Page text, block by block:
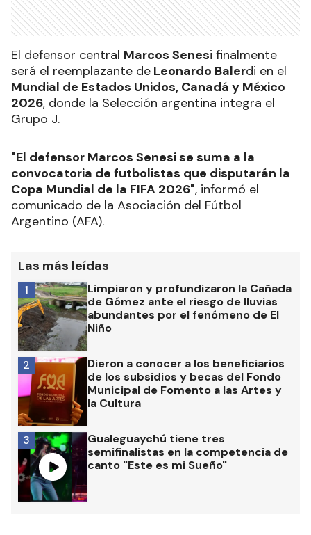
El defensor central Marcos Senesi finalmente
será el reemplazante de Leonardo Balerdi en el
Mundial de Estados Unidos, Canadá y México
2026, donde la Selección argentina integra el
Grupo J.
"El defensor Marcos Senesi se suma a la
convocatoria de futbolistas que disputarán la
Copa Mundial de la FIFA 2026", informó el
comunicado de la Asociación del Fútbol
Argentino (AFA).
Las más leídas
Limpiaron y profundizaron la Cañada
de Gómez ante el riesgo de lluvias
abundantes por el fenómeno de El
Niño
1
Dieron a conocer a los beneficiarios
de los subsidios y becas del Fondo
Municipal de Fomento a las Artes y
la Cultura
2
Gualeguaychú tiene tres
semifinalistas en la competencia de
canto "Este es mi Sueño"
3